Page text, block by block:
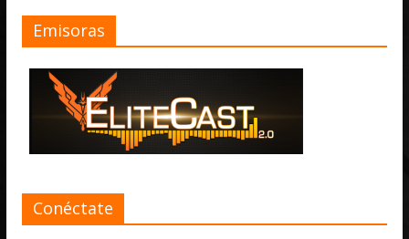
Emisoras
Conéctate